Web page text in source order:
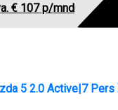
€ 107p/mnd